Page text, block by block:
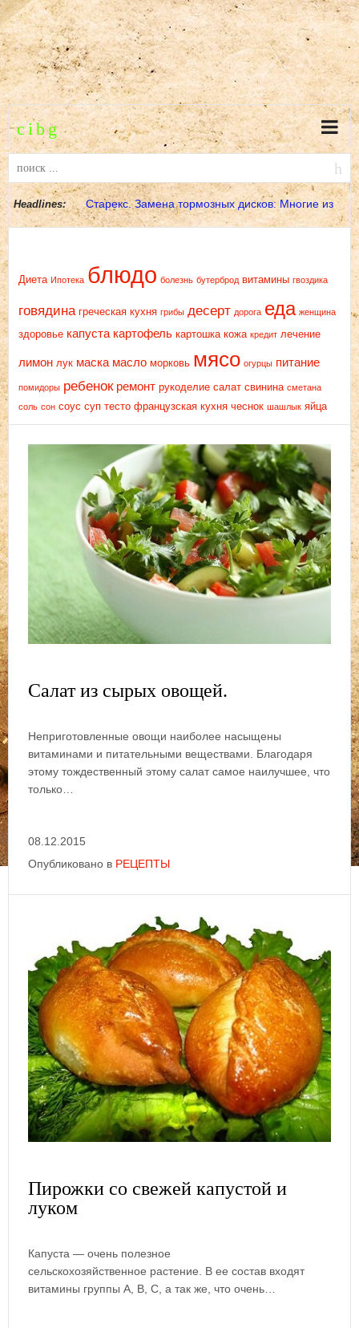
Headlines:
всех тех, кто хоче
Диета Ипотека блюдо болезнь бутерброд витамины гвоздика
говядина греческая кухня грибы десерт дорога еда женщина
здоровье капуста картофель картошка кожа кредит лечение
лимон лук маска масло морковь мясо огурцы питание
помидоры ребенок ремонт рукоделие салат свинина сметана
соль сон соус суп тесто французская кухня чеснок шашлык яйца
Салат из сырых овощей.
Неприготовленные овощи наиболее насыщены
витаминами и питательными веществами. Благодаря
этому тождественный этому салат самое наилучшее, что
только…
08.12.2015
Опубликовано в РЕЦЕПТЫ
Пирожки со свежей капустой и
луком
Капуста — очень полезное
сельскохозяйственное растение. В ее состав входят
витамины группы А, В, С, а так же, что очень…